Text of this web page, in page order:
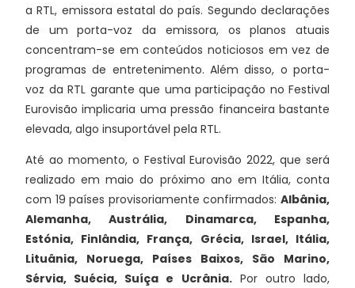
a RTL, emissora estatal do país. Segundo declarações
de um porta-voz da emissora, os planos atuais
concentram-se em conteúdos noticiosos em vez de
programas de entretenimento. Além disso, o porta-
voz da RTL garante que uma participação no Festival
Eurovisão implicaria uma pressão financeira bastante
elevada, algo insuportável pela RTL.
Até ao momento, o Festival Eurovisão 2022, que será
realizado em maio do próximo ano em Itália, conta
com 19 países provisoriamente confirmados: Albânia,
Alemanha, Austrália, Dinamarca, Espanha,
Estónia, Finlândia, França, Grécia, Israel, Itália,
Lituânia, Noruega, Países Baixos, São Marino,
Sérvia, Suécia, Suíça e Ucrânia.Por outro lado,